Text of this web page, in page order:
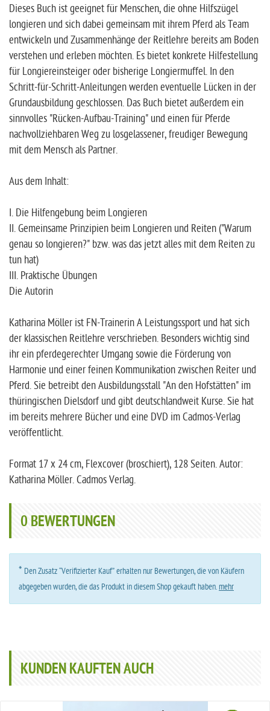
Dieses Buch ist geeignet für Menschen, die ohne Hilfszügel
longieren und sich dabei gemeinsam mit ihrem Pferd als Team
entwickeln und Zusammenhänge der Reitlehre bereits am Boden
verstehen und erleben möchten. Es bietet konkrete Hilfestellung
für Longiereinsteiger oder bisherige Longiermuffel. In den
Schritt-für-Schritt-Anleitungen werden eventuelle Lücken in der
Grundausbildung geschlossen. Das Buch bietet außerdem ein
sinnvolles "Rücken-Aufbau-Training" und einen für Pferde
nachvollziehbaren Weg zu losgelassener, freudiger Bewegung
mit dem Mensch als Partner.
Aus dem Inhalt:
I. Die Hilfengebung beim Longieren
II. Gemeinsame Prinzipien beim Longieren und Reiten ("Warum
genau so longieren?" bzw. was das jetzt alles mit dem Reiten zu
tun hat)
III. Praktische Übungen
Die Autorin
Katharina Möller ist FN-Trainerin A Leistungssport und hat sich
der klassischen Reitlehre verschrieben. Besonders wichtig sind
ihr ein pferdegerechter Umgang sowie die Förderung von
Harmonie und einer feinen Kommunikation zwischen Reiter und
Pferd. Sie betreibt den Ausbildungsstall "An den Hofstätten" im
thüringischen Dielsdorf und gibt deutschlandweit Kurse. Sie hat
im bereits mehrere Bücher und eine DVD im Cadmos-Verlag
veröffentlicht.
Format 17 x 24 cm, Flexcover (broschiert), 128 Seiten. Autor:
Katharina Möller. Cadmos Verlag.
0 BEWERTUNGEN
* Den Zusatz “Verifizierter Kauf” erhalten nur Bewertungen, die von Käufern
abgegeben wurden, die das Produkt in diesem Shop gekauft haben.mehr
KUNDEN KAUFTEN AUCH